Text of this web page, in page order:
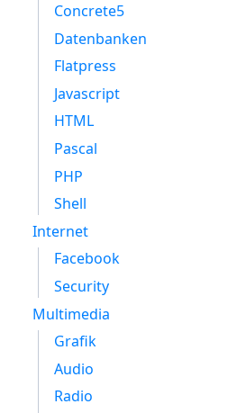
Concrete5
Datenbanken
Flatpress
Javascript
HTML
Pascal
PHP
Shell
Internet
Facebook
Security
Multimedia
Grafik
Audio
Radio